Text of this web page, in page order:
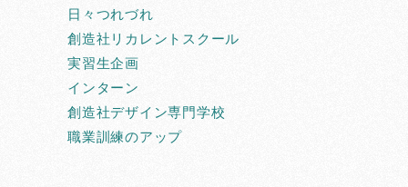
日々つれづれ
創造社リカレントスクール
実習生企画
インターン
創造社デザイン専門学校
職業訓練のアップ